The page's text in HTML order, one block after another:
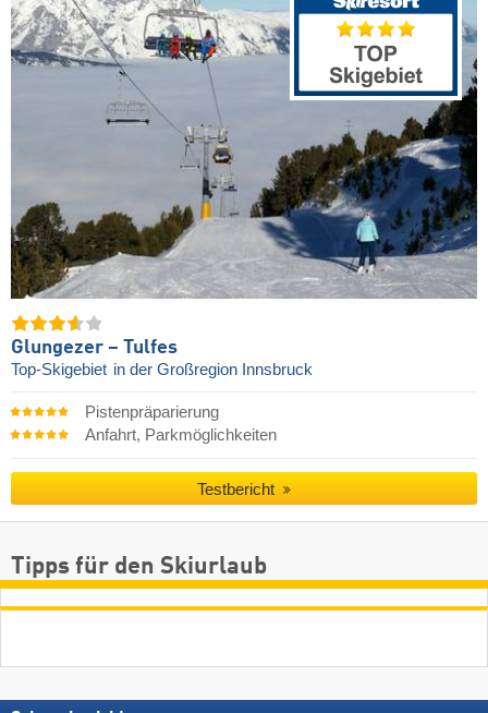
Glungezer – Tulfes
Top-Skigebiet in der Großregion Innsbruck
Pistenpräparierung
Anfahrt, Parkmöglichkeiten
Testbericht
Tipps für den Skiurlaub